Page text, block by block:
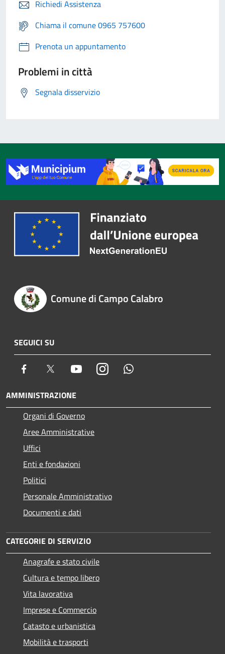
Richiedi Assistenza
Chiama il comune 0965 757600
Prenota un appuntamento
Problemi in città
Segnala disservizio
Comune di Campo Calabro
SEGUICI SU
Facebook Twitter YoutubeInstagram
AMMINISTRAZIONE
Organi di Governo
Aree Amministrative
Uffici
Enti e fondazioni
Politici
Personale Amministrativo
Documenti e dati
CATEGORIE DI SERVIZIO
Anagrafe e stato civile
Cultura e tempo libero
Vita lavorativa
Imprese e Commercio
Catasto e urbanistica
Mobilità e trasporti